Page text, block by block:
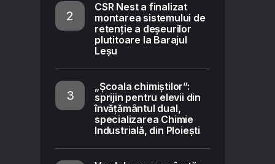
CSR Nest a finalizat
montarea sistemului de
retenție a deșeurilor
plutitoare la Barajul
Leșu
„Școala chimiștilor”:
sprijin pentru elevii din
învățământul dual,
specializarea Chimie
Industrială, din Ploiești